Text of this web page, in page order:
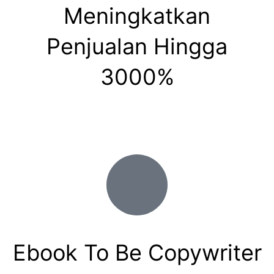
Meningkatkan
Penjualan Hingga
3000%
Ebook To Be Copywriter